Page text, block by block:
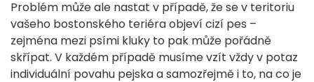
Problém může ale nastat v případě, že se v teritoriu
vašeho bostonského teriéra objeví cizí pes –
zejména mezi psími kluky to pak může pořádně
skřípat. V každém případě musíme vzít vždy v potaz
individuální povahu pejska a samozřejmě i to, na co je